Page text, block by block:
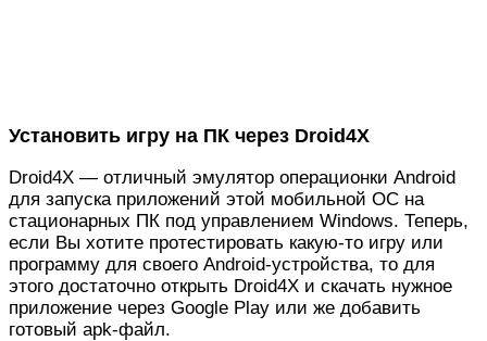
Установить игру на ПК через Droid4X
Droid4X — отличный эмулятор операционки Android
для запуска приложений этой мобильной ОС на
стационарных ПК под управлением Windows. Теперь,
если Вы хотите протестировать какую-то игру или
программу для своего Android-устройства, то для
этого достаточно открыть Droid4X и скачать нужное
приложение через Google Play или же добавить
готовый apk-файл.